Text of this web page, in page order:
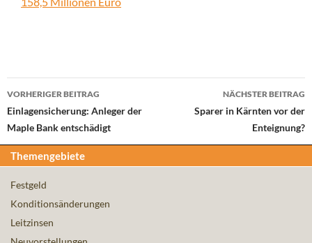
Beitrags-
Navigation
VORHERIGER BEITRAG
Einlagensicherung: Anleger der
Maple Bank entschädigt
NÄCHSTER BEITRAG
Sparer in Kärnten vor der
Enteignung?
Themengebiete
Festgeld
Konditionsänderungen
Leitzinsen